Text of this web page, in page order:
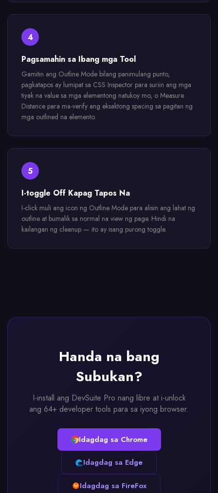
4
Pagsamahin sa Ibang mga Tool
Gamitin ang Outline Mode bilang panimulang punto,
pagkatapos ay lumipat sa CSS Inspector para suriin ang mga
tiyak na value sa mga elementong natukoy mo, o Measure
Distance para ma-verify ang eksaktong spacing sa pagitan ng
mga outlined na elemento.
5
I-toggle Off Kapag Tapos Na
I-click muli ang icon ng Outline Mode para alisin ang lahat ng
outline at bumalik sa normal na view ng page. Hindi na
kailangan ng cleanup — ito ay isang purong toggle.
Handa na bang
Subukan?
I-install ang DevSuite Pro nang libre at i-unlock
ang 64+ developer tools para sa iyong browser.
Idagdag sa Chrome
Idagdag sa Edge
Idagdag sa FireFox